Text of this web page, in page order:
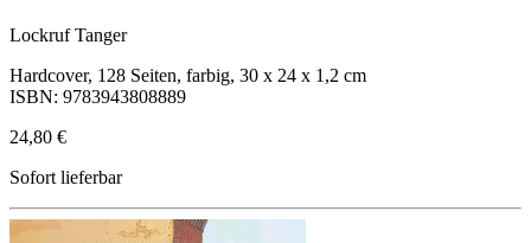
Lockruf Tanger
Hardcover, 128 Seiten, farbig, 30 x 24 x 1,2 cm
ISBN: 9783943808889
24,80 €
Sofort lieferbar